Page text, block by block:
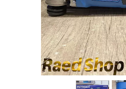
پولیش